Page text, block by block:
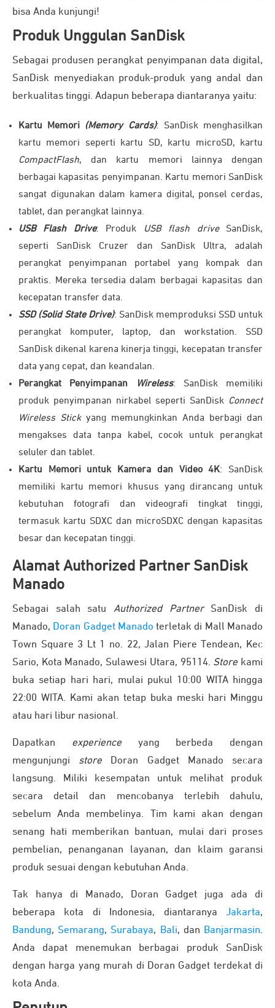
bisa Anda kunjungi!
Produk Unggulan SanDisk
Sebagai produsen perangkat penyimpanan data digital,
SanDisk menyediakan produk-produk yang andal dan
berkualitas tinggi. Adapun beberapa diantaranya yaitu:
Kartu Memori (Memory Cards): SanDisk menghasilkan
kartu memori seperti kartu SD, kartu microSD, kartu
CompactFlash, dan kartu memori lainnya dengan
berbagai kapasitas penyimpanan. Kartu memori SanDisk
sangat digunakan dalam kamera digital, ponsel cerdas,
tablet, dan perangkat lainnya.
USB Flash Drive: Produk USB flash driveSanDisk,
seperti SanDisk Cruzer dan SanDisk Ultra, adalah
perangkat penyimpanan portabel yang kompak dan
praktis. Mereka tersedia dalam berbagai kapasitas dan
kecepatan transfer data.
SSD (Solid State Drive): SanDisk memproduksi SSD untuk
perangkat komputer, laptop, dan workstation. SSD
SanDisk dikenal karena kinerja tinggi, kecepatan transfer
data yang cepat, dan keandalan.
Perangkat Penyimpanan
Wireless: SanDisk memiliki
produk penyimpanan nirkabel seperti SanDisk Connect
Wireless Stickyang memungkinkan Anda berbagi dan
mengakses data tanpa kabel, cocok untuk perangkat
seluler dan tablet.
Kartu Memori untuk Kamera dan Video 4K: SanDisk
memiliki kartu memori khusus yang dirancang untuk
kebutuhan fotografi dan videografi tingkat tinggi,
termasuk kartu SDXC dan microSDXC dengan kapasitas
besar dan kecepatan tinggi.
Alamat Authorized Partner SanDisk
Manado
Sebagai salah satu Authorized PartnerSanDisk di
Manado, Doran Gadget Manado terletak di Mall Manado
Town Square 3 Lt 1 no. 22, Jalan Piere Tendean, Kec
Sario, Kota Manado, Sulawesi Utara, 95114. Store kami
buka setiap hari hari, mulai pukul 10:00 WITA hingga
22:00 WITA. Kami akan tetap buka meski hari Minggu
atau hari libur nasional.
Dapatkan experienceyang berbeda dengan
mengunjungi store Doran Gadget Manado secara
langsung. Miliki kesempatan untuk melihat produk
secara detail dan mencobanya terlebih dahulu,
sebelum Anda membelinya. Tim kami akan dengan
senang hati memberikan bantuan, mulai dari proses
pembelian, penanganan layanan, dan klaim garansi
produk sesuai dengan kebutuhan Anda.
Tak hanya di Manado, Doran Gadget juga ada di
beberapa kota di Indonesia, diantaranya Jakarta,
Bandung, Semarang, Surabaya, Bali, dan Banjarmasin.
Anda dapat menemukan berbagai produk SanDisk
dengan harga yang murah di Doran Gadget terdekat di
kota Anda.